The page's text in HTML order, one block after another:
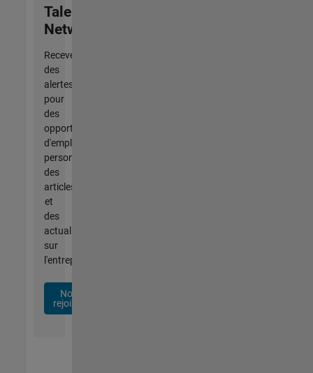
Talent
Network
Recevez
des
alertes
pour
des
opportunités
d'emploi
personnalisées,
des
articles
et
des
actualités
sur
l'entreprise.
Nous
rejoindre